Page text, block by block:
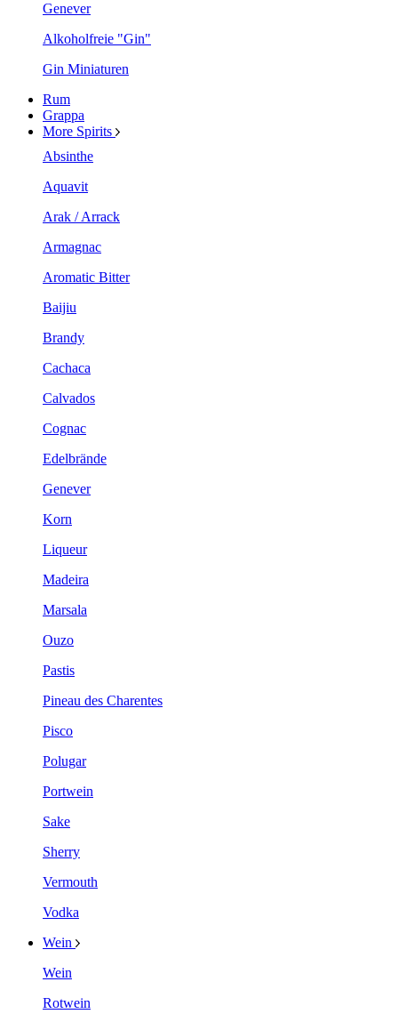
Genever
Alkoholfreie "Gin"
Gin Miniaturen
Rum
Grappa
More Spirits
Absinthe
Aquavit
Arak / Arrack
Armagnac
Aromatic Bitter
Baijiu
Brandy
Cachaca
Calvados
Cognac
Edelbrände
Genever
Korn
Liqueur
Madeira
Marsala
Ouzo
Pastis
Pineau des Charentes
Pisco
Polugar
Portwein
Sake
Sherry
Vermouth
Vodka
Wein
Wein
Rotwein